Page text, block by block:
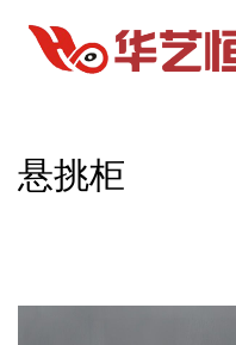
悬挑柜